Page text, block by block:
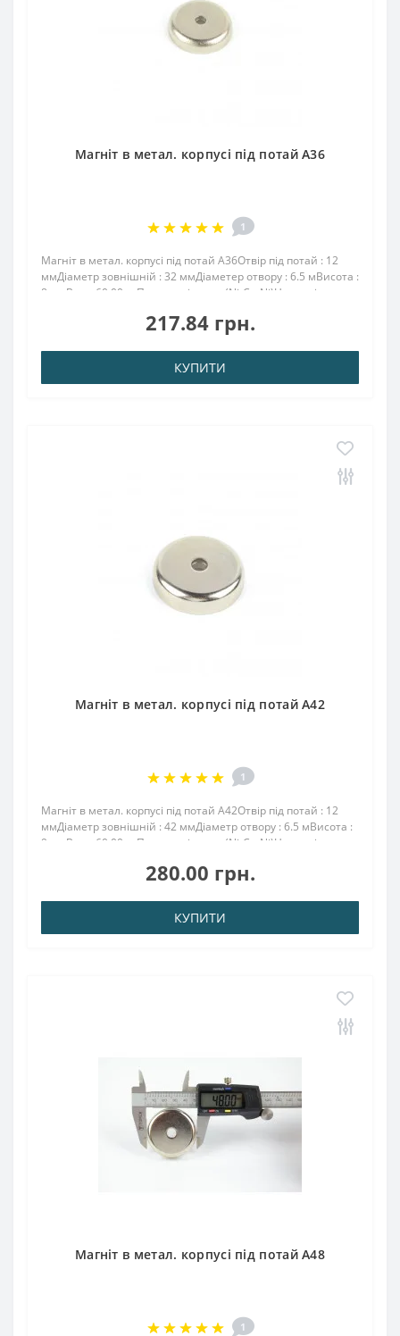
Магніт в метал. корпусі під потай A36
1
Магніт в метал. корпусі під потай A36Отвір під потай : 12
ммДіаметр зовнішній : 32 ммДіаметер отвору : 6.5 мВисота :
8 ммВага: 60,00 грПоверх. нікель .: (Ni-Cu-Ni)Намагнічення:
217.84 грн.
КУПИТИ
Магніт в метал. корпусі під потай A42
1
Магніт в метал. корпусі під потай A42Отвір під потай : 12
ммДіаметр зовнішній : 42 ммДіаметр отвору : 6.5 мВисота :
9 ммВага: 60,00 грПоверх. нікель .: (Ni-Cu-Ni)Намагнічення:
280.00 грн.
КУПИТИ
Магніт в метал. корпусі під потай A48
1